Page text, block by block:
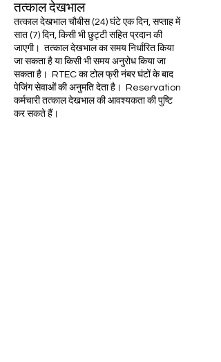
तत्काल देखभाल
तत्काल देखभाल चौबीस (24) घंटे एक दिन, सप्ताह में
सात (7) दिन, किसी भी छुट्टी सहित प्रदान की
जाएगी। तत्काल देखभाल का समय निर्धारित किया
जा सकता है या किसी भी समय अनुरोध किया जा
सकता है। RTEC का टोल फ्री नंबर घंटों के बाद
पेजिंग सेवाओं की अनुमति देता है। Reservation
कर्मचारी तत्काल देखभाल की आवश्यकता की पुष्टि
कर सकते हैं।